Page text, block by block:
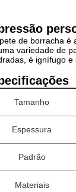
de borracha é
variedade de
é ignífugo e
Tamanho
Espessura
Padrão
Materiais